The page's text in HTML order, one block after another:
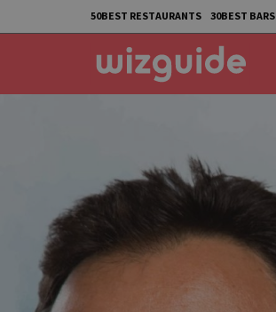
50BEST RESTAURANTS 30BEST BARS